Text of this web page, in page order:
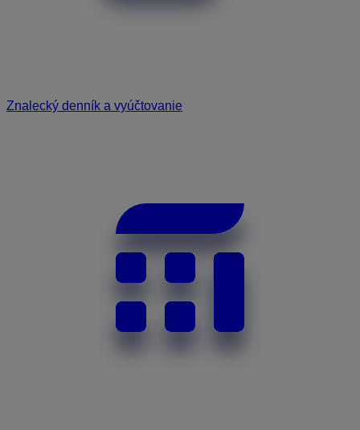
Znalecký denník a vyúčtovanie